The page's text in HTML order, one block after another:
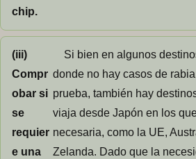
chip.
(iii)
Compr
obar si
se
requier
e una
Si bien en algunos
donde no hay casos de
prueba, también hay
viaja desde Japón en los
necesaria, como la UE,
Zelanda. Dado que la